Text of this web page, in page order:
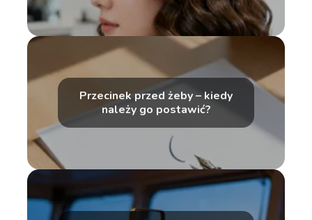
Przecinek przed żeby – kiedy
należy go postawić?